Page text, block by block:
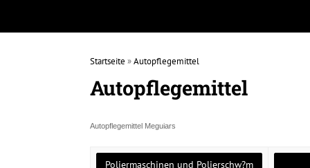
Startseite »Autopflegemittel
Autopflegemittel
Autopflegemittel Meguiars
Poliermaschinen und Polierschw?m